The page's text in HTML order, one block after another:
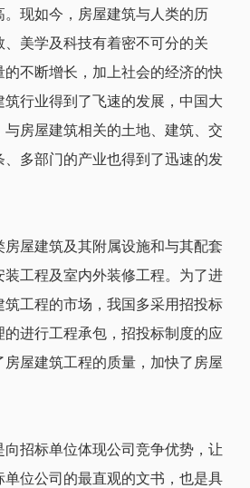
。现如今，房屋建筑与人类的历
、美学及科技有着密不可分的关
不断增长，加上社会的经济的快
行业得到了飞速的发展，中国大
房屋建筑相关的土地、建筑、交
多部门的产业也得到了迅速的发
房屋建筑及其附属设施和与其配套
装工程及室内外装修工程。为了进
工程的市场，我国多采用招投标
进行工程承包，招投标制度的应
房屋建筑工程的质量，加快了房屋
向招标单位体现公司竞争优势，让
位公司的最直观的文书，也是具